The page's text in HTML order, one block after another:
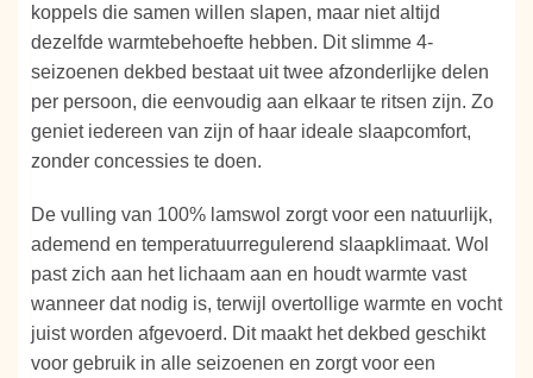
koppels die samen willen slapen, maar niet altijd
dezelfde warmtebehoefte hebben. Dit slimme 4-
seizoenen dekbed bestaat uit twee afzonderlijke delen
per persoon, die eenvoudig aan elkaar te ritsen zijn. Zo
geniet iedereen van zijn of haar ideale slaapcomfort,
zonder concessies te doen.
De vulling van 100% lamswol zorgt voor een natuurlijk,
ademend en temperatuurregulerend slaapklimaat. Wol
past zich aan het lichaam aan en houdt warmte vast
wanneer dat nodig is, terwijl overtollige warmte en vocht
juist worden afgevoerd. Dit maakt het dekbed geschikt
voor gebruik in alle seizoenen en zorgt voor een